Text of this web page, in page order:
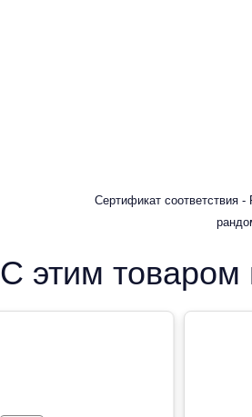
Сертификат соответствия
С этим товаром